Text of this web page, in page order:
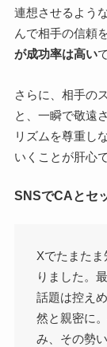
連想させるよう
んで相手の信頼
が成功率は高い
さらに、相手の
と、一瞬で敬遠
リズムを尊重し
いくことが肝心で
SNSでCAとセ
Xでたまた
りました。
話題は控え
然と親密に
み、その勢